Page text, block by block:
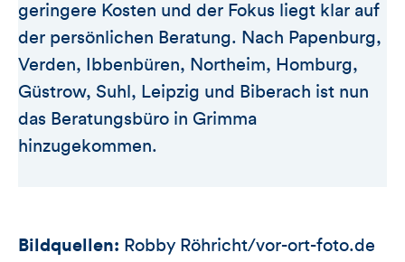
geringere Kosten und der Fokus liegt klar auf
der persönlichen Beratung. Nach Papenburg,
Verden, Ibbenbüren, Northeim, Homburg,
Güstrow, Suhl, Leipzig und Biberach ist nun
das Beratungsbüro in Grimma
hinzugekommen.
Bildquellen: Robby Röhricht/vor-ort-foto.de